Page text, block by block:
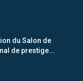
du Salon de
de prestige...